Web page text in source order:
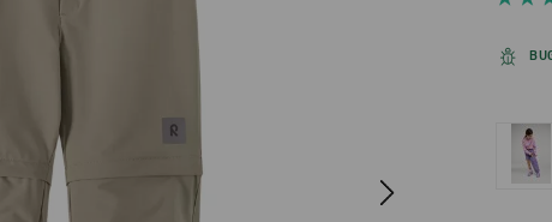
Next